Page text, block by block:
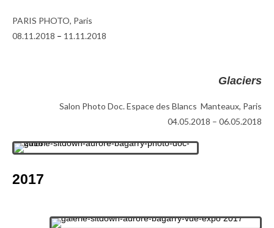
PARIS PHOTO, Paris
08.11.2018 – 11.11.2018
Glaciers
Salon Photo Doc. Espace des Blancs Manteaux, Paris
04.05.2018 – 06.05.2018
2017